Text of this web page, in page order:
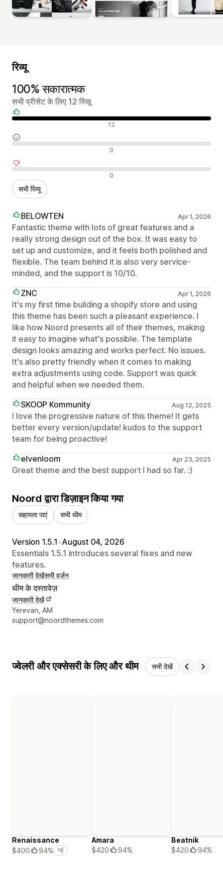
रिव्यू
100% सकारात्मक
सभी प्रीसेट के लिए 12 रिव्यू
सकारात्मक रिव्यू 12
न्यूट्रल रिव्यू 0
नकारात्मक रिव्यू 0
सभी रिव्यू
BELOWTEN Apr 1, 2026
Fantastic theme with lots of great features and a
really strong design out of the box. It was easy to
set up and customize, and it feels both polished and
flexible. The team behind it is also very service-
minded, and the support is 10/10.
ZNC
Apr 1, 2026
It's my first time building a shopify store and using
this theme has been such a pleasant experience. I
like how Noord presents all of their themes, making
it easy to imagine what's possible. The template
design looks amazing and works perfect. No issues.
It's also pretty friendly when it comes to making
extra adjustments using code. Support was quick
and helpful when we needed them.
SKOOP Kommunity
Aug 12, 2025
I love the progressive nature of this theme! It gets
better every version/update! kudos to the support
team for being proactive!
elvenloom
Apr 23, 2025
Great theme and the best support I had so far. :)
Noord द्वारा डिज़ाइन किया गया
सहायता पाएं सभी थीम
Version 1.5.1 •August 04, 2026
Essentials 1.5.1 introduces several fixes and new
features.
जानकारी देखेंसभी वर्ज़न
थीम के दस्तावेज़
जानकारी देखें
डिज़ाइनर के संपर्क की जानकारी
Yerevan, AM
support@noordthemes.com
ज्वेलरी और एक्सेसरी के लिए और थीम सभी देखें
Renaissance
$400
94% नई
Amara
$420
94%
Beatnik
$420
94%